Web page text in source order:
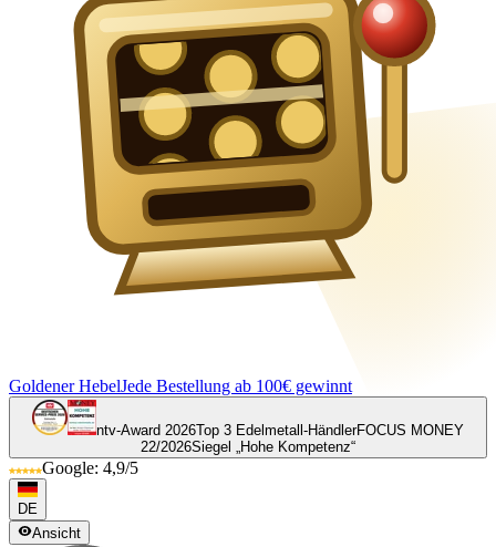
Goldener HebelJede Bestellung ab 100€ gewinnt
ntv-Award 2026Top 3 Edelmetall-HändlerFOCUS MONEY
22/2026Siegel „Hohe Kompetenz“
Google: 4,9/5
DE
Ansicht